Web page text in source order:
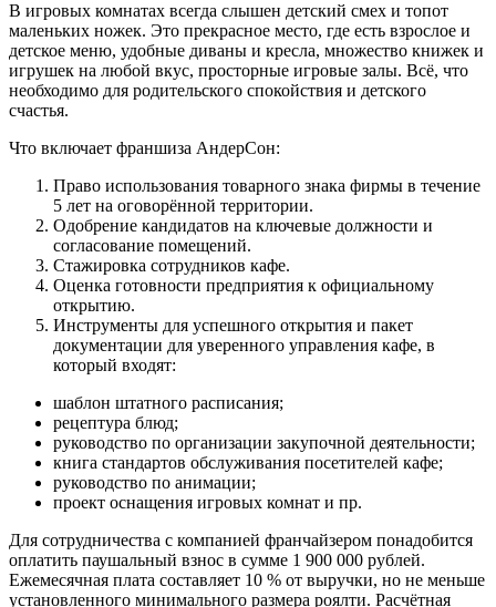
В игровых комнатах всегда слышен детский смех и топот
маленьких ножек. Это прекрасное место, где есть взрослое и
детское меню, удобные диваны и кресла, множество книжек и
игрушек на любой вкус, просторные игровые залы. Всё, что
необходимо для родительского спокойствия и детского
счастья.
Что включает франшиза АндерСон:
Право использования товарного знака фирмы в течение
5 лет на оговорённой территории.
Одобрение кандидатов на ключевые должности и
согласование помещений.
Стажировка сотрудников кафе.
Оценка готовности предприятия к официальному
открытию.
Инструменты для успешного открытия и пакет
документации для уверенного управления кафе, в
который входят:
шаблон штатного расписания;
рецептура блюд;
руководство по организации закупочной деятельности;
книга стандартов обслуживания посетителей кафе;
руководство по анимации;
проект оснащения игровых комнат и пр.
Для сотрудничества с компанией франчайзером понадобится
оплатить паушальный взнос в сумме 1 900 000 рублей.
Ежемесячная плата составляет 10 % от выручки, но не меньше
установленного минимального размера роялти. Расчётная